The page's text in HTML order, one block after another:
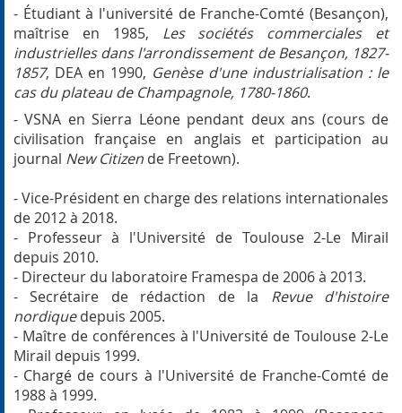
- Étudiant à l'université de Franche-Comté (Besançon),
maîtrise en 1985, Les sociétés commerciales et
industrielles dans l'arrondissement de Besançon, 1827-
1857, DEA en 1990, Genèse d'une industrialisation : le
cas du plateau de Champagnole, 1780-1860.
- VSNA en Sierra Léone pendant deux ans (cours de
civilisation française en anglais et participation au
journal New Citizen de Freetown).
- Vice-Président en charge des relations internationales
de 2012 à 2018.
- Professeur à l'Université de Toulouse 2-Le Mirail
depuis 2010.
- Directeur du laboratoire Framespa de 2006 à 2013.
- Secrétaire de rédaction de la Revue d'histoire
nordiquedepuis 2005.
- Maître de conférences à l'Université de Toulouse 2-Le
Mirail depuis 1999.
- Chargé de cours à l'Université de Franche-Comté de
1988 à 1999.